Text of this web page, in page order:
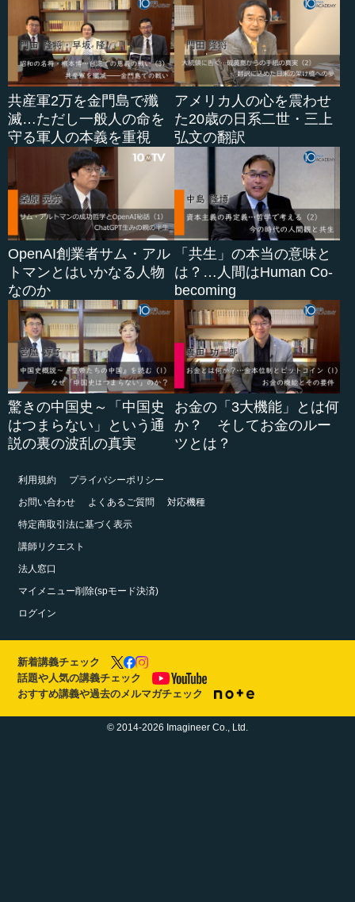
共産軍2万を金門島で殲
滅…ただし一般人の命を
守る軍人の本義を重視
アメリカ人の心を震わせ
た20歳の日系二世・三上
弘文の翻訳
OpenAI創業者サム・アル
トマンとはいかなる人物
なのか
「共生」の本当の意味と
は？…人間はHuman Co-
becoming
驚きの中国史～「中国史
はつまらない」という通
説の裏の波乱の真実
お金の「3大機能」とは何
か？ そしてお金のルー
ツとは？
利用規約
プライバシーポリシー
お問い合わせ
よくあるご質問
対応機種
特定商取引法に基づく表示
講師リクエスト
法人窓口
マイメニュー削除(spモード決済)
ログイン
新着講義チェック
話題や人気の講義チェック
おすすめ講義や過去のメルマガチェック
© 2014-2026 Imagineer Co., Ltd.